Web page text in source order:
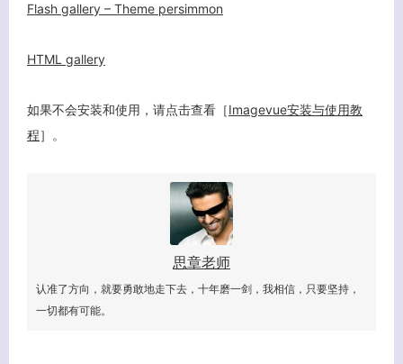
Flash gallery – Theme persimmon
HTML gallery
如果不会安装和使用，请点击查看［Imagevue安装与使用教
程］。
思章老师
认准了方向，就要勇敢地走下去，十年磨一剑，我相信，只要坚持，
一切都有可能。